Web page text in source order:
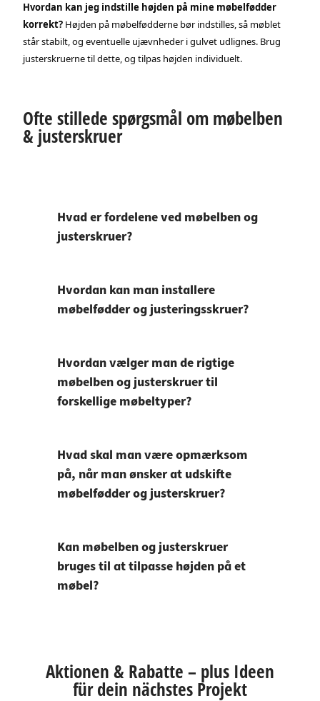
Hvordan kan jeg indstille højden på mine møbelfødder
korrekt? Højden på møbelfødderne bør indstilles, så møblet
står stabilt, og eventuelle ujævnheder i gulvet udlignes. Brug
justerskruerne til dette, og tilpas højden individuelt.
Ofte stillede spørgsmål om møbelben
& justerskruer
Hvad er fordelene ved møbelben og
justerskruer?
Hvordan kan man installere
møbelfødder og justeringsskruer?
Hvordan vælger man de rigtige
møbelben og justerskruer til
forskellige møbeltyper?
Hvad skal man være opmærksom
på, når man ønsker at udskifte
møbelfødder og justerskruer?
Kan møbelben og justerskruer
bruges til at tilpasse højden på et
møbel?
Aktionen & Rabatte – plus Ideen
für dein nächstes Projekt